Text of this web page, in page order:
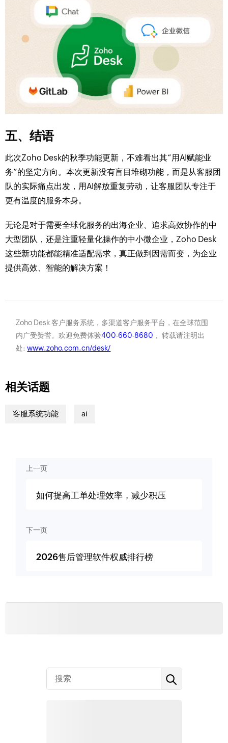
五、结语
此次Zoho Desk的秋季功能更新，不难看出其“用AI赋能业
务”的坚定方向。本次更新没有盲目堆砌功能，而是从客服团
队的实际痛点出发，用AI解放重复劳动，让客服团队专注于
更有温度的服务本身。
无论是对于需要全球化服务的出海企业、追求高效协作的中
大型团队，还是注重轻量化操作的中小微企业，Zoho Desk
这些新功能都能精准适配需求，真正做到因需而变，为企业
提供高效、智能的解决方案！
Zoho Desk 客户服务系统，多渠道客户服务平台，在全球范围
内广受赞誉。欢迎免费体验400-660-8680 ， 转载请注明出
处:www.zoho.com.cn/desk/
相关话题
客服系统功能 ai
上一页
如何提高工单处理效率，减少积压
下一页
2026售后管理软件权威排行榜